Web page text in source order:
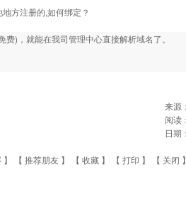
方注册的,如何绑定？
)，就能在我司管理中心直接解析域名了。
来源：
阅读：
日期：
】 【 推荐朋友 】 【 收藏 】 【 打印 】 【 关闭